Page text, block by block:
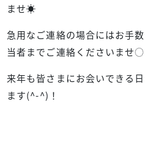
ませ☀︎
急用なご連絡の場合にはお手
当者までご連絡くださいませ◌
来年も皆さまにお会いできる
ます(^-^)！